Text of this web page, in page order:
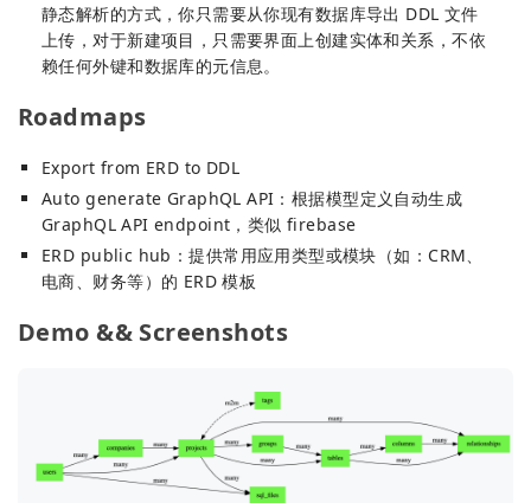
静态解析的方式，你只需要从你现有数据库导出 DDL 文件
上传，对于新建项目，只需要界面上创建实体和关系，不依
赖任何外键和数据库的元信息。
Roadmaps
Export from ERD to DDL
Auto generate GraphQL API：根据模型定义自动生成
GraphQL API endpoint，类似 firebase
ERD public hub：提供常用应用类型或模块（如：CRM、
电商、财务等）的 ERD 模板
Demo && Screenshots